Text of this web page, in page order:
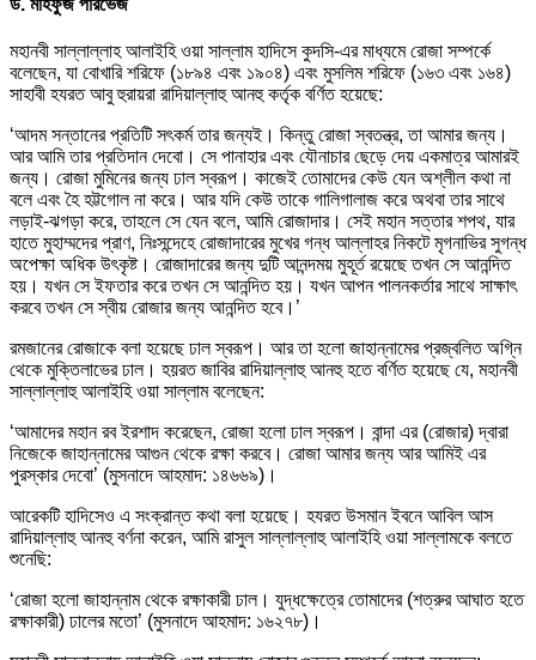
মহানবী সাল্লাল্লাহ আলাইহি ওয়া সাল্লাম হাদিসে কুদসি-এর মাধ্যমে রোজা সম্পর্কে
বলেছেন, যা বোখারি শরিফে (১৮৯৪ এবং ১৯০৪) এবং মুসলিম শরিফে (১৬৩ এবং ১৬৪)
সাহাবী হযরত আবু হুরায়রা রাদিয়াল্লাহু আনহু কর্তৃক বর্ণিত হয়েছে:
‘আদম সন্তানের প্রতিটি সৎকর্ম তার জন্যই। কিন্তু রোজা স্বতন্ত্র, তা আমার জন্য।
আর আমি তার প্রতিদান দেবো। সে পানাহার এবং যৌনাচার ছেড়ে দেয় একমাত্র আমারই
জন্য। রোজা মুমিনের জন্য ঢাল স্বরূপ। কাজেই তোমাদের কেউ যেন অশ্লীল কথা না
বলে এবং হৈ হট্টগোল না করে। আর যদি কেউ তাকে গালিগালাজ করে অথবা তার সাথে
লড়াই-ঝগড়া করে, তাহলে সে যেন বলে, আমি রোজাদার। সেই মহান সত্তার শপথ, যার
হাতে মুহাম্মদের প্রাণ, নিঃসন্দেহে রোজাদারের মুখের গন্ধ আল্লাহর নিকটে মৃগনাভির সুগন্ধ
অপেক্ষা অধিক উৎকৃষ্ট। রোজাদারের জন্য দুটি আনন্দময় মুহূর্ত রয়েছে তখন সে আনন্দিত
হয়। যখন সে ইফতার করে তখন সে আনন্দিত হয়। যখন আপন পালনকর্তার সাথে সাক্ষাৎ
করবে তখন সে স্বীয় রোজার জন্য আনন্দিত হবে।’
রমজানের রোজাকে বলা হয়েছে ঢাল স্বরূপ। আর তা হলো জাহান্নামের প্রজ্বলিত অগ্নি
থেকে মুক্তিলাভের ঢাল। হয়রত জাবির রাদিয়াল্লাহু আনহু হতে বর্ণিত হয়েছে যে, মহানবী
সাল্লাল্লাহু আলাইহি ওয়া সাল্লাম বলেছেন:
‘আমাদের মহান রব ইরশাদ করেছেন, রোজা হলো ঢাল স্বরূপ। বান্দা এর (রোজার) দ্বারা
নিজেকে জাহান্নামের আগুন থেকে রক্ষা করবে। রোজা আমার জন্য আর আমিই এর
পুরস্কার দেবো’ (মুসনাদে আহমাদ: ১৪৬৬৯)।
আরেকটি হাদিসেও এ সংক্রান্ত কথা বলা হয়েছে। হযরত উসমান ইবনে আবিল আস
রাদিয়াল্লাহু আনহু বর্ণনা করেন, আমি রাসুল সাল্লাল্লাহু আলাইহি ওয়া সাল্লামকে বলতে
শুনেছি:
‘রোজা হলো জাহান্নাম থেকে রক্ষাকারী ঢাল। যুদ্ধক্ষেত্রে তোমাদের (শত্রুর আঘাত হতে
রক্ষাকারী) ঢালের মতো’ (মুসনাদে আহমাদ: ১৬২৭৮)।